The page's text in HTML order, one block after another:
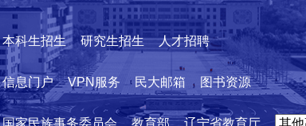
本科生招生 研究生招生 人才招聘
信息门户 VPN服务 民大邮箱 图书资源
国家民族事务委员会 教育部 辽宁省教育厅